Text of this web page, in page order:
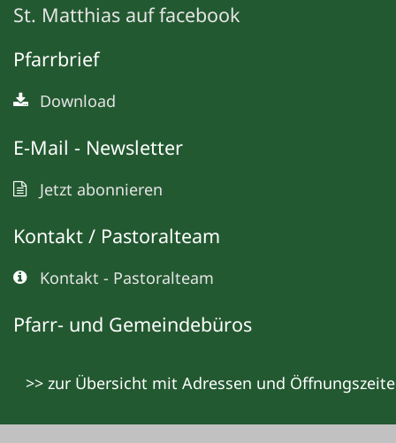
St. Matthias auf facebook
Pfarrbrief
Download
E-Mail - Newsletter
Jetzt abonnieren
Kontakt / Pastoralteam
Kontakt - Pastoralteam
Pfarr- und Gemeindebüros
>> zur Übersicht mit Adressen und